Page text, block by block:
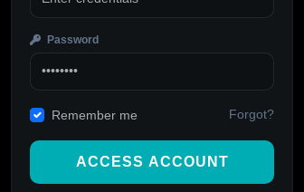
Password
Remember me Forgot?
ACCESS ACCOUNT